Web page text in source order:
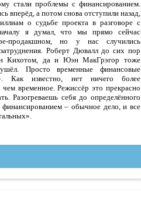
стали проблемы с финансированием.
вперёд, а потом снова отступили назад,
о судьбе проекта в разговоре с
я думал, что мы прямо сейчас
продакшном, но у нас случились
Роберт Дювалл до сих пор
Кихотом, да и Юэн МакГрэгор тоже
Просто временные финансовые
Как известно, нет ничего более
чем временное. Режиссёр это прекрасно
Разогреваешь себя до определённого
– обычное дело, и все